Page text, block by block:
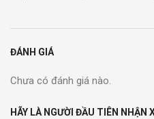
ĐÁNH GIÁ
Chưa có đánh giá nào.
HÃY LÀ NGƯỜI ĐẦU TIÊN NHẬN